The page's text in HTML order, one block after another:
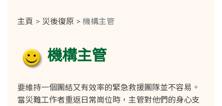
主頁 災後復原 機構主管
機構主管
要維持一個團結又有效率的緊急救援團隊並不容易。
當災難工作者重返日常崗位時，主管對他們的身心支